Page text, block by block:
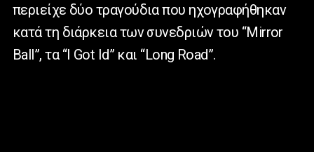
περιείχε δύο τραγούδια που ηχογραφήθηκαν
κατά τη διάρκεια των συνεδριών του “Mirror
Ball”, τα “I Got Id” και “Long Road”.